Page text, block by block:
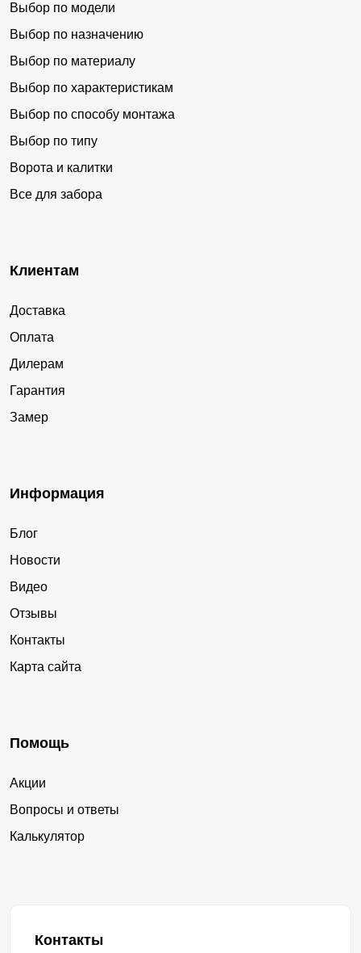
Выбор по модели
Выбор по назначению
Выбор по материалу
Выбор по характеристикам
Выбор по способу монтажа
Выбор по типу
Ворота и калитки
Все для забора
Клиентам
Доставка
Оплата
Дилерам
Гарантия
Замер
Информация
Блог
Новости
Видео
Отзывы
Контакты
Карта сайта
Помощь
Акции
Вопросы и ответы
Калькулятор
Контакты